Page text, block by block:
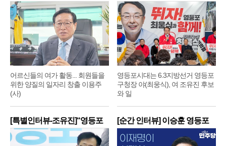
어르신들의 여가 활동... 회원들을
위한 양질의 일자리 창출 이용주
(사)
영등포시대는 6.3지방선거 영등포
구청장 야(최웅식), 여 조유진 후보
와 일
[특별인터뷰-조유진]“영등포
구
[순간 인터뷰] 이승훈 영등포
구